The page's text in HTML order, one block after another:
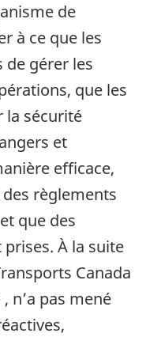
de
à ce que les
de gérer les
que les
la sécurité
et
efficace,
règlements
que des
À la suite
Canada
n’a pas mené